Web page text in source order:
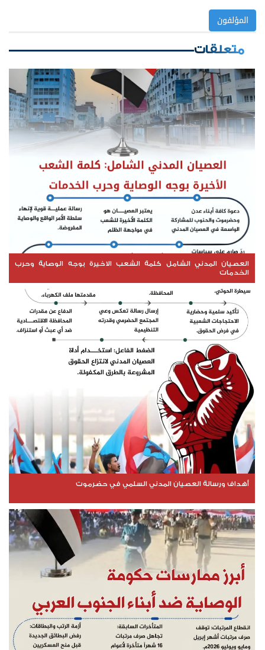
المؤلفون
متعلقات
العصيان المدني الشامل كلمة الشعب الاخيرة بوجه الوصاية وحرب
الخدمات
أهداف ورسالة العصيان المدني السلمي في حضرموت